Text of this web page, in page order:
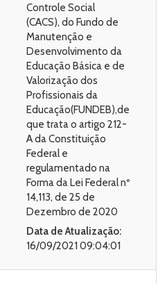
Controle Social
(CACS), do Fundo de
Manutenção e
Desenvolvimento da
Educação Básica e de
Valorização dos
Profissionais da
Educação(FUNDEB),de
que trata o artigo 212-
A da Constituição
Federal e
regulamentado na
Forma da Lei Federal nº
14,113, de 25 de
Dezembro de 2020
Data de Atualização:
16/09/2021 09:04:01